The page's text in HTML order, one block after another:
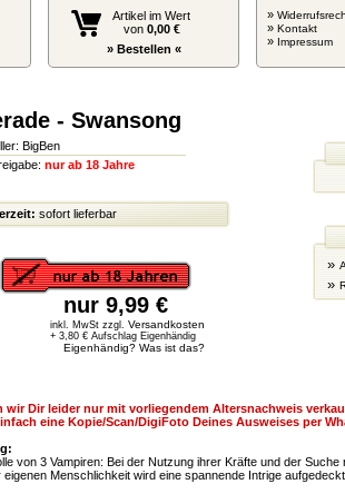
Artikel im Wert
von 0,00 €
» Bestellen «
»
» Kontakt
» Impressum
- Swansong
BigBen
nur ab 18 Jahre
sofort lieferbar
nur 9,99 €
inkl. MwSt zzgl. Versandkosten
+ 3,80 € Aufschlag Eigenhändig
Eigenhändig? Was ist das?
»
»
wir Dir leider nur mit vorliegendem Altersnachweis
eine Kopie/Scan/DigiFoto Deines Ausweises per
von 3 Vampiren: Bei der Nutzung ihrer Kräfte und der
eigenen Menschlichkeit wird eine spannende Intrige